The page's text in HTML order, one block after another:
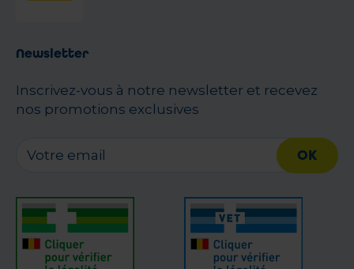
Newsletter
Inscrivez-vous à notre newsletter et recevez
nos promotions exclusives
OK